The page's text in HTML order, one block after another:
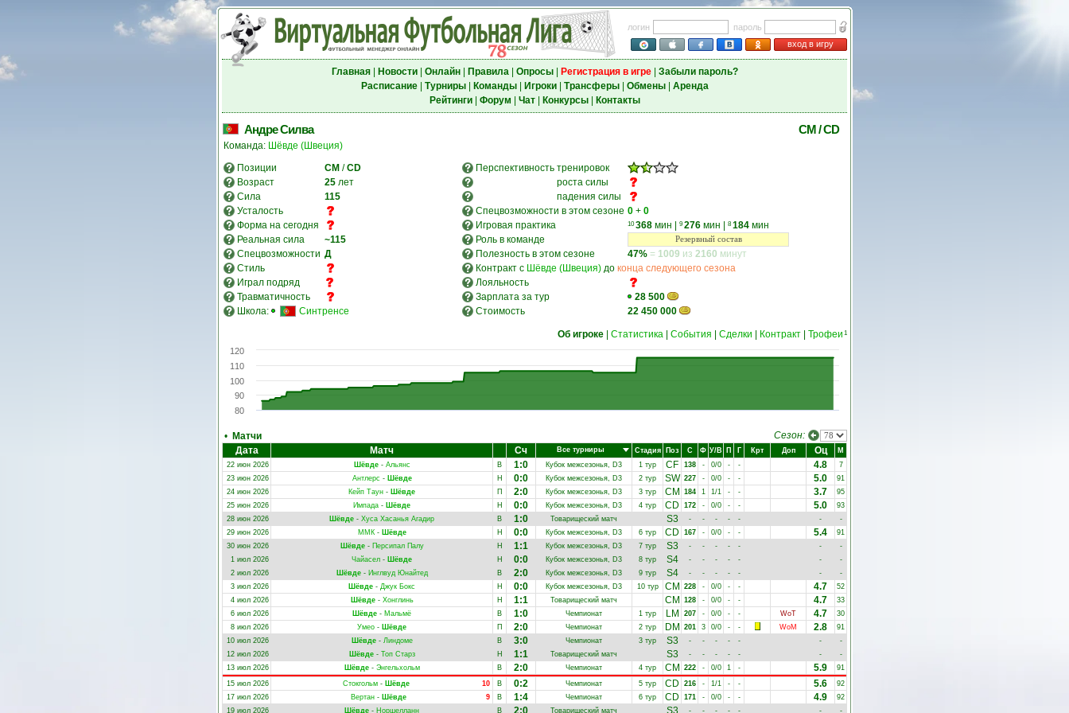
логин
пароль
вход в игру
Главная| Новости| Онлайн| Правила| Опросы| Регистрация в игре| Забыли пароль?
Расписание| Турниры| Команды| Игроки| Трансферы| Обмены| Аренда
Рейтинги| Форум Чат| Конкурсы| Контакты
Андре Силва CM / CD
Команда: Шёвде (Швеция)
Позиции
CM /CD Перспективность тренировок
Возраст
25 лет
роста силы
Сила
115
падения силы
Усталость
Спецвозможности в этом сезоне 0 + 0
Форма на сегодня
Игровая практика 10368 мин 9 276 мин 8 184 мин
Реальная сила
~115 Роль в команде Резервный состав
Спецвозможности Д Полезность в этом сезоне 47% = 1009 из 2160 минут
Стиль
Контракт с Шёвде (Швеция) до конца следующего сезона
Играл подряд
Лояльность
Травматичность
Зарплата за тур
28 500
Школа:
Синтренсе Стоимость 22 450 000
Об игроке Статистика События Сделки Контракт Трофеи 1
80
90
100
110
120
• Матчи
Сезон:
Дата
Матч Сч Все турниры Стадия Поз С Ф У/В П Г Крт Доп Оц
М
22 июн 2026
Шёвде- Альянс В 1:0 Кубок межсезонья, D3 1 тур CF 138 - 0/0 - - 4.8
7
23 июн 2026
Антлерс - Шёвде Н 0:0 Кубок межсезонья, D3 2 тур SW 227 - 0/0 - - 5.0
91
24 июн 2026
Кейп Таун - Шёвде П 2:0 Кубок межсезонья, D3 3 тур CM 184 1 1/1 - - 3.7
95
25 июн 2026
Импада - Шёвде Н 0:0 Кубок межсезонья, D3 4 тур CD 172 - 0/0 - - 5.0
93
28 июн 2026
Шёвде - Хуса Хасанья Агадир В 1:0 Товарищеский матч S3 - - - - - -
-
29 июн 2026
ММК- Шёвде Н 0:0 Кубок межсезонья, D3 6 тур CD 167 - 0/0 - - 5.4
91
30 июн 2026
Шёвде- Персипал Палу Н 1:1 Кубок межсезонья, D3 7 тур S3 - - - - - -
-
1 июл 2026
Чайасел - Шёвде Н 0:0 Кубок межсезонья, D3 8 тур S4 - - - - - -
-
2 июл 2026
Шёвде- Инглвуд Юнайтед В 2:0 Кубок межсезонья, D3 9 тур S4 - - - - - -
-
3 июл 2026
Шёвде - Джук Бокс Н 0:0 Кубок межсезонья, D3 10 тур CM 228 - 0/0 - - 4.7
52
4 июл 2026
Шёвде- Хонглинь Н 1:1 Товарищеский матч CM 128 - 0/0 - - 4.7
33
6 июл 2026
Шёвде - Мальмё В 1:0 Чемпионат 1 тур LM 207 - 0/0 - - WoT 4.7
30
8 июл 2026
Умео - Шёвде П 2:0 Чемпионат 2 тур DM 201 3 0/0 - - WoM 2.8
91
10 июл 2026
Шёвде- Линдоме В 3:0 Чемпионат 3 тур S3 - - - - - -
-
12 июл 2026
Шёвде- Топ Старз Н 1:1 Товарищеский матч S3 - - - - - -
-
13 июл 2026
Шёвде- Энгельхольм В 2:0 Чемпионат 4 тур CM 222 - 0/0 1 - 5.9
91
15 июл 2026
10
Стокгольм - Шёвде В 0:2 Чемпионат 5 тур CD 216 - 1/1 - - 5.6
92
17 июл 2026
9
Вертан- Шёвде В 1:4 Чемпионат 6 тур CD 171 - 0/0 - - 4.9
92
19 июл 2026
Шёвде - Норшелланн В 2:0 Товарищеский матч S3 - - - - - - -